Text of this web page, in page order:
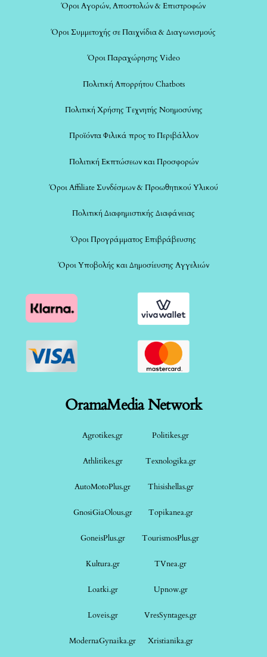
Όροι Αγορών, Αποστολών & Επιστροφών
Όροι Συμμετοχής σε Παιχνίδια & Διαγωνισμούς
Όροι Παραχώρησης Video
Πολιτική Απορρήτου Chatbots
Πολιτική Χρήσης Τεχνητής Νοημοσύνης
Προϊόντα Φιλικά προς το Περιβάλλον
Πολιτική Εκπτώσεων και Προσφορών
Όροι Affiliate Συνδέσμων & Προωθητικού Υλικού
Πολιτική Διαφημιστικής Διαφάνειας
Όροι Προγράμματος Επιβράβευσης
Όροι Υποβολής και Δημοσίευσης Αγγελιών
OramaMedia Network
Agrotikes.gr Politikes.gr
Athlitikes.gr Texnologika.gr
AutoMotoPlus.gr Thisishellas.gr
GnosiGiaOlous.gr Topikanea.gr
GoneisPlus.gr TourismosPlus.gr
Kultura.gr TVnea.gr
Loatki.gr Upnow.gr
Loveis.gr VresSyntages.gr
ModernaGynaika.gr Xristianika.gr